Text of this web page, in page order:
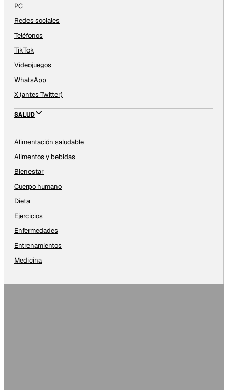
PC
Redes sociales
Teléfonos
TikTok
Videojuegos
WhatsApp
X (antes Twitter)
SALUD
Alimentación saludable
Alimentos y bebidas
Bienestar
Cuerpo humano
Dieta
Ejercicios
Enfermedades
Entrenamientos
Medicina